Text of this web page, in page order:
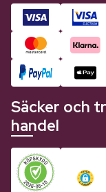
Säcker och
handel